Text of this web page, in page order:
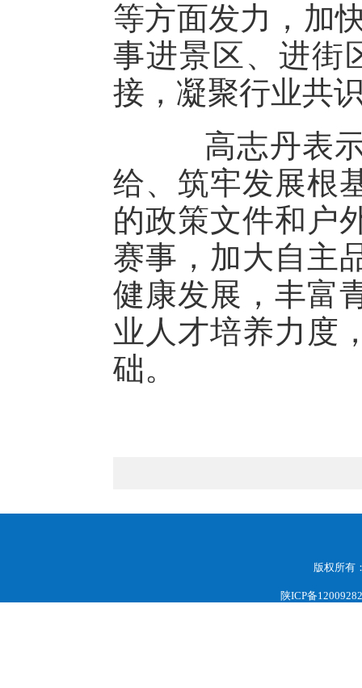
等方面发力，加
事进景区、进街
接，凝聚行业共
高志丹表示
给、筑牢发展根
的政策文件和户
赛事，加大自主
健康发展，丰富
业人才培养力度
础。
版权所有
陕ICP备